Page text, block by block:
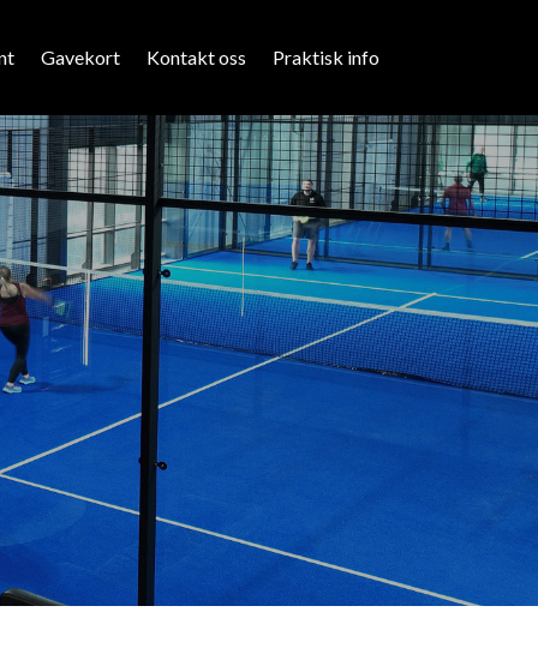
Gavekort Kontakt oss Praktisk info